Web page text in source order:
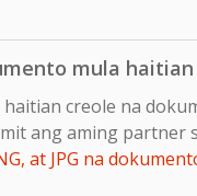
mula
creole na
ang aming partner
at JPG na